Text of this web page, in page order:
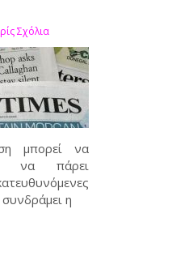
Σχόλια
μπορεί να
να πάρει
η